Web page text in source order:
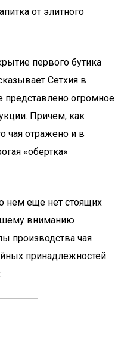
от элитного
первого бутика
Сетхия в
огромное
Причем, как
чая отражено и в
«обертка»
нем еще нет стоящих
вниманию
производства чая
принадлежностей